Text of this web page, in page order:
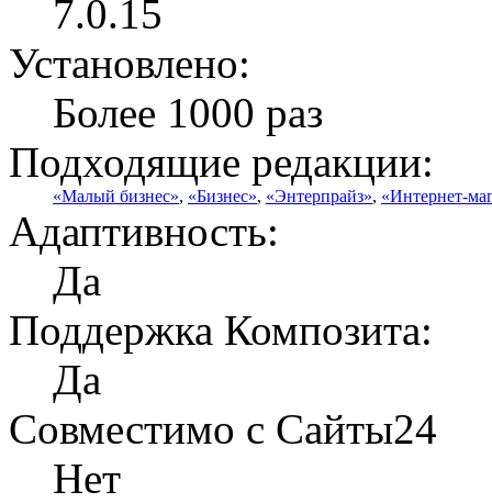
7.0.15
Установлено:
Более 1000 раз
Подходящие редакции:
«Малый бизнес», «Бизнес», «Энтерпрайз», «Интернет-
Адаптивность:
Да
Поддержка Композита:
Да
Совместимо с Сайты24
Нет